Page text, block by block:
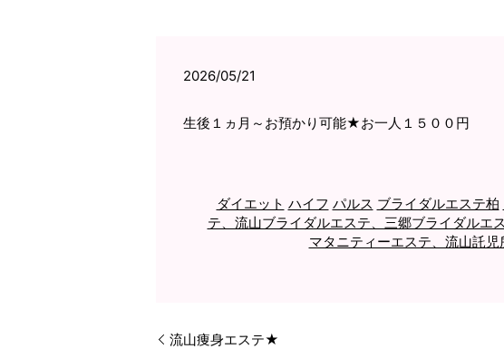
2026/05/21
生後１ヵ月～お預かり可能★お一人１５００円
ダイエット ハイフ パルス ブライダルエステ柏
テ、流山ブライダルエステ、三郷ブライダルエ
マタニティーエステ、流山託児
流山痩身エステ★